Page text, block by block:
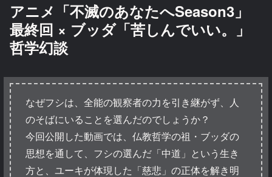
アニメ「不滅のあなたへSeason3」
最終回 × ブッダ「苦しんでいい。」
哲学幻談
なぜフシは、全能の観察者の力を引き継がず、人
のそばにいることを選んだのでしょうか？
今回公開した動画では、仏教哲学の祖・ブッダの
思想を通して、フシの選んだ「中道」という生き
方と、ユーキが体現した「慈悲」の正体を解き明